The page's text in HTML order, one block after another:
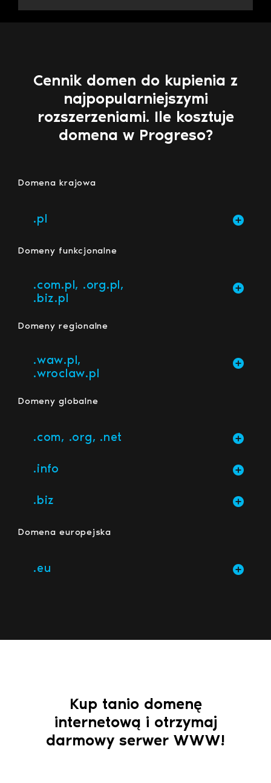
Cennik domen do kupienia z
najpopularniejszymi
rozszerzeniami. Ile kosztuje
domena w Progreso?
Domena krajowa
.pl
Domeny funkcjonalne
.com.pl, .org.pl,
.biz.pl
Domeny regionalne
.waw.pl,
.wroclaw.pl
Domeny globalne
.com, .org, .net
.info
.biz
Domena europejska
.eu
Kup tanio domenę
internetową i otrzymaj
darmowy serwer WWW!